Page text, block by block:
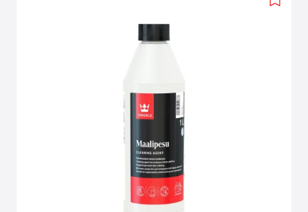
Add